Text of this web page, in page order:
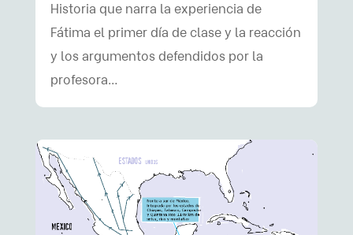
Historia que narra la experiencia de
Fátima el primer día de clase y la reacción
y los argumentos defendidos por la
profesora…